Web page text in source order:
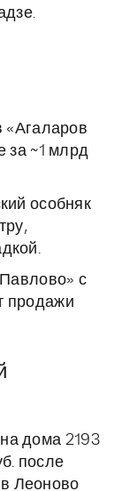
«Агаларов
за ~1 млрд
особняк
с
продажи
дома 2193
после
Леоново